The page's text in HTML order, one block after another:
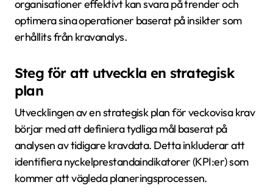
organisationer effektivt kan svara på trender och
optimera sina operationer baserat på insikter som
erhållits från kravanalys.
Steg för att utveckla en strategisk
plan
Utvecklingen av en strategisk plan för veckovisa krav
börjar med att definiera tydliga mål baserat på
analysen av tidigare kravdata. Detta inkluderar att
identifiera nyckelprestandaindikatorer (KPI:er) som
kommer att vägleda planeringsprocessen.